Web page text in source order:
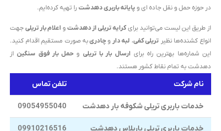
در حوزه حمل و نقل جاده ای و پایانه باربری دهدشترا تهیه کرده‌ایم.
از طریق این لیست می‌توانید برایکرایه تریلی از دهدشتو اعلام بار تریلیجهت
انواع کشنده‌ها نظیر تریلی کفی، لبه دار وچادریبه صورت مستقیم اقدام کنید.
این شماره‌ها بهترین راه برای ارسال بار با تریلی و حمل بار فوق سنگیناز
دهدشت به تمام نقاط کشور هستند.
نام شرکت تلفن تماس
خدمات باربری تریلی شکوفه بار دهدشت 09054955040
خدمات باربری تریلی بارپلاس دهدشت 09910216516